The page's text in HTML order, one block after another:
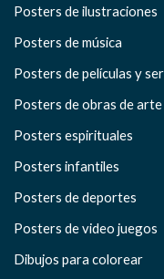
Posters de ilustraciones
Posters de música
Posters de películas y
Posters de obras de arte
Posters espirituales
Posters infantiles
Posters de deportes
Posters de video juegos
Dibujos para colorear